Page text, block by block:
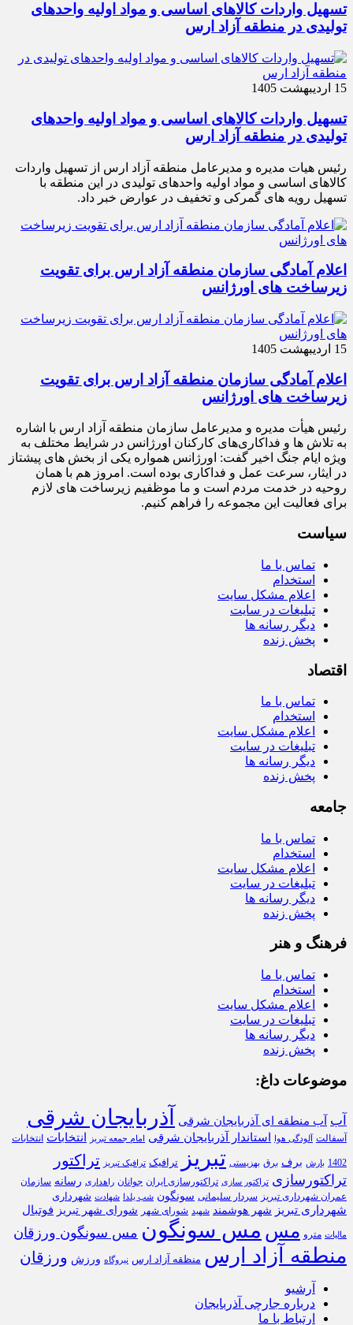
تسهیل واردات کالاهای اساسی و مواد اولیه واحدهای
تولیدی در منطقه آزاد ارس
15 اردیبهشت 1405
تسهیل واردات کالاهای اساسی و مواد اولیه واحدهای
تولیدی در منطقه آزاد ارس
رئیس هیات مدیره و مدیرعامل منطقه آزاد ارس از تسهیل واردات
کالاهای اساسی و مواد اولیه واحدهای تولیدی در این منطقه با
تسهیل رویه های گمرکی و تخفیف در عوارض خبر داد.
اعلام آمادگی سازمان منطقه آزاد ارس برای تقویت
زیرساخت‌ های اورژانس
15 اردیبهشت 1405
اعلام آمادگی سازمان منطقه آزاد ارس برای تقویت
زیرساخت‌ های اورژانس
رئیس هیأت‌ مدیره و مدیرعامل سازمان منطقه آزاد ارس با اشاره
به تلاش‌ ها و فداکاری‌های کارکنان اورژانس در شرایط مختلف به‌
ویژه ایام جنگ اخیر گفت: اورژانس همواره یکی از بخش‌ های پیشتاز
در ایثار، سرعت‌ عمل و فداکاری بوده است. امروز هم با همان
روحیه در خدمت مردم است و ما موظفیم زیرساخت‌ های لازم
برای فعالیت این مجموعه را فراهم کنیم.
سیاست
تماس با ما
استخدام
اعلام مشکل سایت
تبلیغات در سایت
دیگر رسانه ها
پخش زنده
اقتصاد
تماس با ما
استخدام
اعلام مشکل سایت
تبلیغات در سایت
دیگر رسانه ها
پخش زنده
جامعه
تماس با ما
استخدام
اعلام مشکل سایت
تبلیغات در سایت
دیگر رسانه ها
پخش زنده
فرهنگ و هنر
تماس با ما
استخدام
اعلام مشکل سایت
تبلیغات در سایت
دیگر رسانه ها
پخش زنده
موضوعات داغ:
آب آب منطقه ای آذربایجان شرقی آذربایجان شرقی
آسفالت آلودگی هوا استاندار آذربایجان شرقی امام جمعه تبریز انتخابات انتخابات
1402 بارش برف برق بهزیستی تبریز ترافیک ترافیک تبریز تراکتور
تراکتورسازی تراکتور سازی تراکتورسازی ایران جوانان راهداری رسانه سازمان
عمران شهرداری تبریز سردار سلیمانی سونگون شب یلدا شهادت شهرداری
شهرداری تبریز شهر هوشمند شهید شورای شهر شورای شهر تبریز فوتبال
مالیات مترو مس مس سونگون مس سونگون ورزقان
منطقه آزاد ارس منظقه آزاد ارس نیروگاه ورزش ورزقان
آرشیو
درباره جارچی آذربایجان
ارتباط با ما